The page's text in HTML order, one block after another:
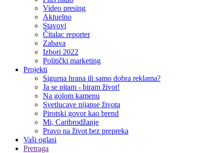
Video presing
Aktuelno
Stavovi
Čitalac reporter
Zabava
Izbori 2022
Politički marketing
Projekti
Sigurna hrana ili samo dobra reklama?
Ja se pitam - biram život!
Na golom kamenu
Svetlucave nijanse života
Pirotski govor kao brend
Mi, Caribrodžanje
Pravo na život bez prepreka
Vaši oglasi
Pretraga